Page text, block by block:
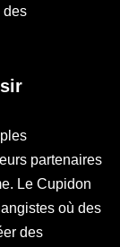
des
partenaires
Le Cupidon
où des
des